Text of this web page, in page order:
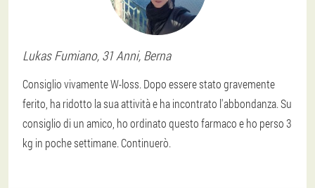
Lukas Fumiano, 31 Anni, Berna
Consiglio vivamente W-loss. Dopo essere stato gravemente
ferito, ha ridotto la sua attività e ha incontrato l'abbondanza. Su
consiglio di un amico, ho ordinato questo farmaco e ho perso 3
kg in poche settimane. Continuerò.